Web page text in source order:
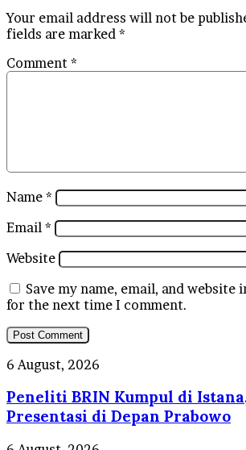
Your email address will not be
fields are marked *
Comment *
Name *
Email *
Website
Save my name, email, and website
for the next time I comment.
Peneliti
Kumpul
di
Istana,
Akan
6 August, 2026
Peneliti BRIN Kumpul di
Presentasi di Depan Prabowo